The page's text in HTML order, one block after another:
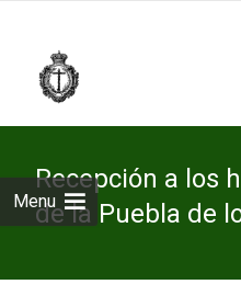
Menu
Recepción a los
de la Puebla de